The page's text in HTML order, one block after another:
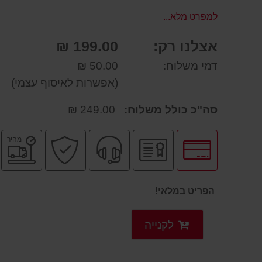
למפרט מלא...
אצלנו רק: 199.00 ₪
דמי משלוח:
50.00 ₪
(אפשרות לאיסוף עצמי)
סה"כ כולל משלוח:
לחץ
לאפשרויות
תשלומים
יבואן
רשמי
שירות
מקצועי
קניה
בטוחה
מהיר
הפריט במלאי!
לקנייה